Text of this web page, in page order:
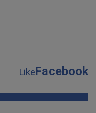
LikeFacebook